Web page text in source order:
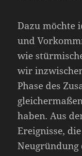
Dazu möchte
und
wie
wir
Phase des
haben. Aus
Ereignisse,